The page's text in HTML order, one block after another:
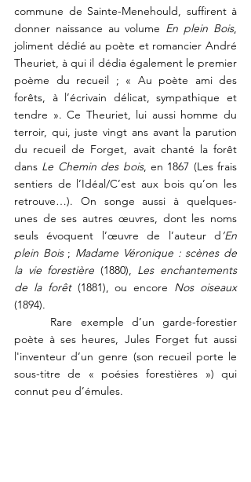
commune de Sainte-Menehould, suffirent à
donner naissance au volume En plein Bois,
joliment dédié au poète et romancier André
Theuriet, à qui il dédia également le premier
poème du recueil ; « Au poète ami des
forêts, à l’écrivain délicat, sympathique et
tendre ». Ce Theuriet, lui aussi homme du
terroir, qui, juste vingt ans avant la parution
du recueil de Forget, avait chanté la forêt
dans Le Chemin des bois, en 1867 (Les frais
sentiers de l’Idéal/C’est aux bois qu’on les
retrouve…). On songe aussi à quelques-
unes de ses autres œuvres, dont les noms
seuls évoquent l’œuvre de l’auteur d’En
plein Bois ; Madame Véronique : scènes de
la vie forestière (1880), Les enchantements
de la forêt (1881), ou encore
Nos oiseaux
(1894).
Rare exemple d’un garde-forestier
poète à ses heures, Jules Forget fut aussi
l'inventeur d’un genre (son recueil porte le
sous-titre de « poésies forestières ») qui
connut peu d’émules.